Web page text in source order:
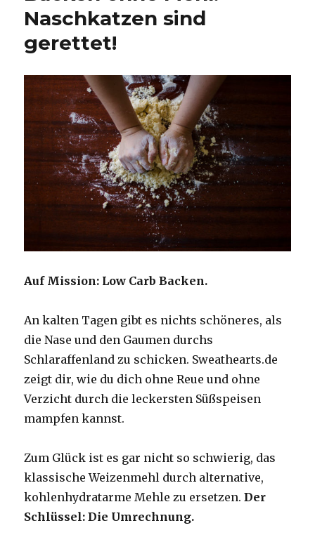
Naschkatzen sind
gerettet!
Auf Mission: Low Carb Backen.
An kalten Tagen gibt es nichts schöneres, als
die Nase und den Gaumen durchs
Schlaraffenland zu schicken. Sweathearts.de
zeigt dir, wie du dich ohne Reue und ohne
Verzicht durch die leckersten Süßspeisen
mampfen kannst.
Zum Glück ist es gar nicht so schwierig, das
klassische Weizenmehl durch alternative,
kohlenhydratarme Mehle zu ersetzen. Der
Schlüssel: Die Umrechnung.